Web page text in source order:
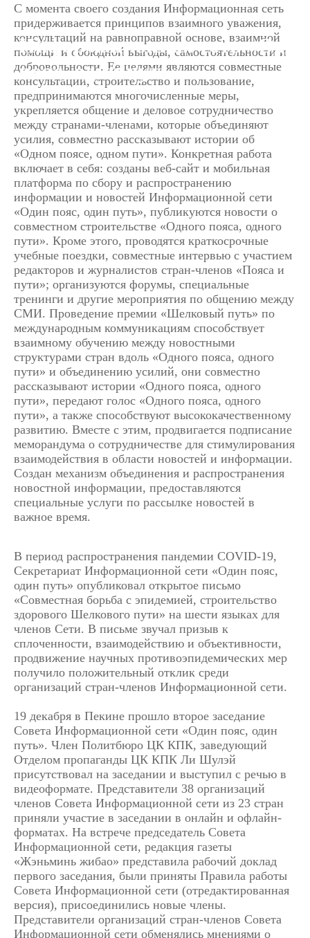
Информационная сеть «Один
пояс, один путь»
С момента своего создания Информационная сеть
придерживается принципов взаимного уважения,
консультаций на равноправной основе, взаимной
помощи и обоюдной выгоды, самостоятельности и
добровольности. Ее целями являются совместные
консультации, строительство и пользование,
предпринимаются многочисленные меры,
укрепляется общение и деловое сотрудничество
между странами-членами, которые объединяют
усилия, совместно рассказывают истории об
«Одном поясе, одном пути». Конкретная работа
включает в себя: созданы веб-сайт и мобильная
платформа по сбору и распространению
информации и новостей Информационной сети
«Один пояс, один путь», публикуются новости о
совместном строительстве «Одного пояса, одного
пути». Кроме этого, проводятся краткосрочные
учебные поездки, совместные интервью с участием
редакторов и журналистов стран-членов «Пояса и
пути»; организуются форумы, специальные
тренинги и другие мероприятия по общению между
СМИ. Проведение премии «Шелковый путь» по
международным коммуникациям способствует
взаимному обучению между новостными
структурами стран вдоль «Одного пояса, одного
пути» и объединению усилий, они совместно
рассказывают истории «Одного пояса, одного
пути», передают голос «Одного пояса, одного
пути», а также способствуют высококачественному
развитию. Вместе с этим, продвигается подписание
меморандума о сотрудничестве для стимулирования
взаимодействия в области новостей и информации.
Создан механизм объединения и распространения
новостной информации, предоставляются
специальные услуги по рассылке новостей в
важное время.
В период распространения пандемии COVID-19,
Секретариат Информационной сети «Один пояс,
один путь» опубликовал открытое письмо
«Совместная борьба с эпидемией, строительство
здорового Шелкового пути» на шести языках для
членов Сети. В письме звучал призыв к
сплоченности, взаимодействию и объективности,
продвижение научных противоэпидемических мер
получило положительный отклик среди
организаций стран-членов Информационной сети.
19 декабря в Пекине прошло второе заседание
Совета Информационной сети «Один пояс, один
путь». Член Политбюро ЦК КПК, заведующий
Отделом пропаганды ЦК КПК Ли Шулэй
присутствовал на заседании и выступил с речью в
видеоформате. Представители 38 организаций
членов Совета Информационной сети из 23 стран
приняли участие в заседании в онлайн и офлайн-
форматах. На встрече председатель Совета
Информационной сети, редакция газеты
«Жэньминь жибао» представила рабочий доклад
первого заседания, были приняты Правила работы
Совета Информационной сети (отредактированная
версия), присоединились новые члены.
Представители организаций стран-членов Совета
Информационной сети обменялись мнениями о